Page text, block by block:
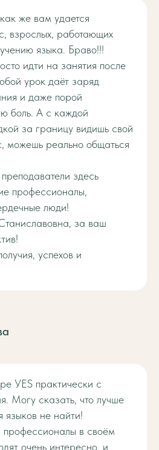
же вам удается
взрослых, работающих
языка. Браво!!!
идти на занятия после
урок даёт заряд
и даже порой
боль. А с каждой
за границу видишь свой
можешь реально общаться
здесь
профессионалы,
люди!
за ваш
успехов и
УЕS практически с
Могу сказать, что лучше
языков не найти!
профессионалы в своём
очень интересно, и